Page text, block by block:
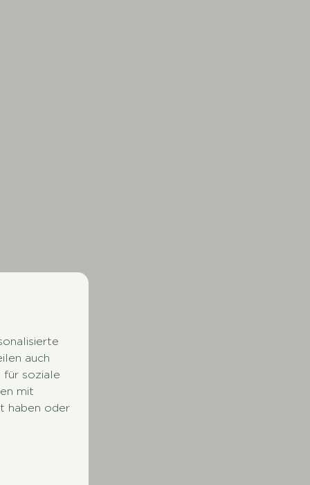
auch
für soziale
mit
haben oder